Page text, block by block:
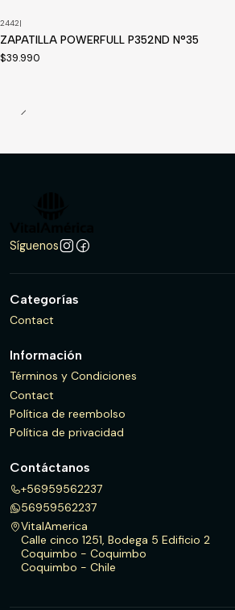
2442|
ZAPATILLA POWERFULL P352ND N°35
$39.990
Síguenos
Categorías
Contact
Información
Términos y Condiciones
Contact
Política de reembolso
Política de privacidad
Contáctanos
+56959562237
56959562237
VitalAmerica
Calle cinco 1251, Bodega 5 Edificio 2
Coquimbo - Coquimbo
Coquimbo - Chile